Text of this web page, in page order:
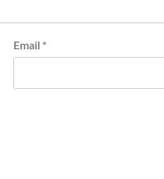
Email *